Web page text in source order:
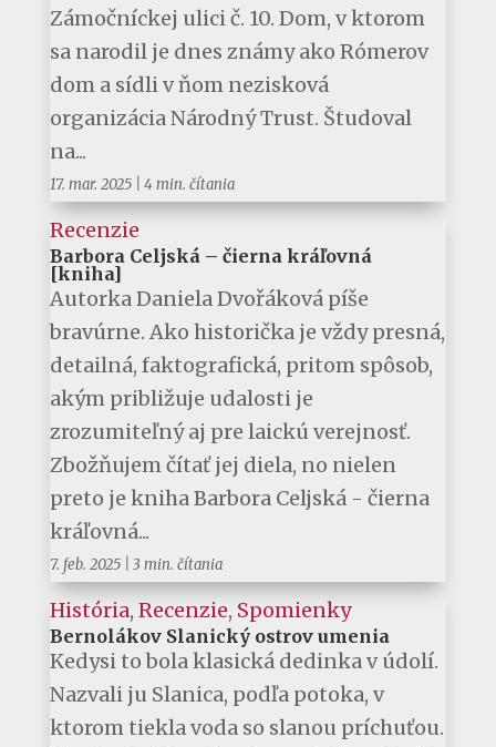
Zámočníckej ulici č. 10. Dom, v ktorom
sa narodil je dnes známy ako Rómerov
dom a sídli v ňom nezisková
organizácia Národný Trust. Študoval
na...
17. mar. 2025| 4 min. čítania
Recenzie
Barbora Celjská – čierna kráľovná
[kniha]
Autorka Daniela Dvořáková píše
bravúrne. Ako historička je vždy presná,
detailná, faktografická, pritom spôsob,
akým približuje udalosti je
zrozumiteľný aj pre laickú verejnosť.
Zbožňujem čítať jej diela, no nielen
preto je kniha Barbora Celjská - čierna
kráľovná...
7. feb. 2025| 3 min. čítania
História, Recenzie, Spomienky
Bernolákov Slanický ostrov umenia
Kedysi to bola klasická dedinka v údolí.
Nazvali ju Slanica, podľa potoka, v
ktorom tiekla voda so slanou príchuťou.